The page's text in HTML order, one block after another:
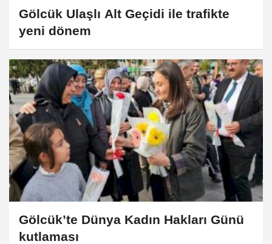
Gölcük Ulaşlı Alt Geçidi ile trafikte
yeni dönem
Gölcük’te Dünya Kadın Hakları Günü
kutlaması